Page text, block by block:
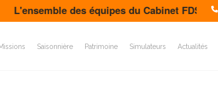
des équipes du Cabinet FDS vous
Saisonnière Patrimoine Simulateurs Actualités